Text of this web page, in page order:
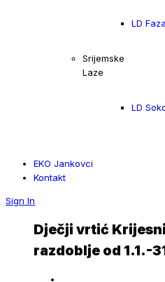
LD
Srijemske
Laze
LD
EKO Jankovci
Kontakt
Sign In
Dječji vrtić
razdoblje od 1.1.-